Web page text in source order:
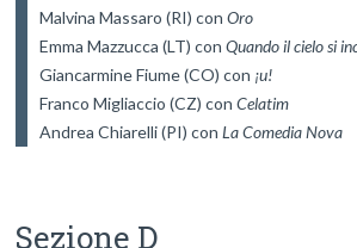
Malvina Massaro (RI) con Oro
Emma Mazzucca (LT) con Quando il cielo si
Giancarmine Fiume (CO) con ¡u!
Franco Migliaccio (CZ) con Celatim
Andrea Chiarelli (PI) con La Comedia Nova
Sezione D